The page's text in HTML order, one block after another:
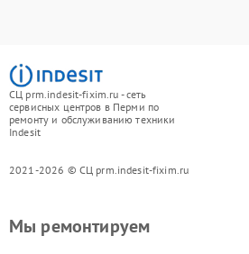
СЦ prm.indesit-fixim.ru - сеть
сервисных центров в Перми по
ремонту и обслуживанию техники
Indesit
2021-2026 © СЦ prm.indesit-fixim.ru
Мы ремонтируем